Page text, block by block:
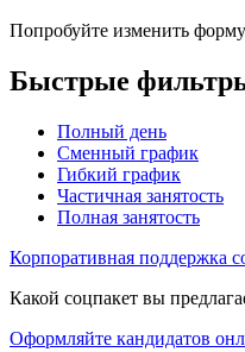
Попробуйте изменить
Быстрые
Полный день
Сменный график
Гибкий график
Частичная занятость
Полная занятость
Корпоративная поддержка
Какой соцпакет вы
Оформляйте кандидатов